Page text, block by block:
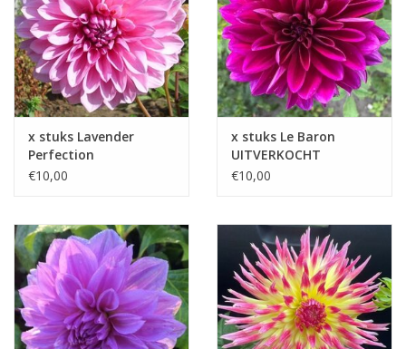
x stuks Lavender
Perfection
UITVERKOCHT
€10,00
x stuks Le Baron
UITVERKOCHT
€10,00